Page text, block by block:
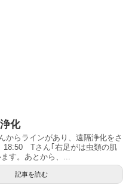
化
からラインがあり、遠隔浄化をさ
18:50 Tさん｢右足がは虫類の肌
す。あとから、...
記事を読む